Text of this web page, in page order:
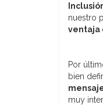
nuestro
ventaja
Por
bien
muy